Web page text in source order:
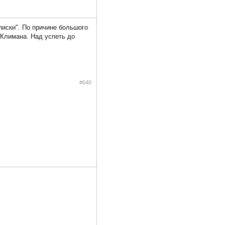
По причине большого
Климана. Над успеть до
#640